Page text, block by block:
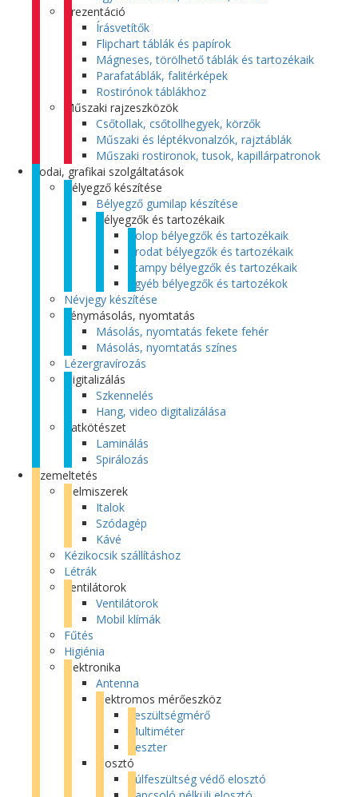
Prezentáció
Írásvetítők
Flipchart táblák és papírok
Mágneses, törölhető táblák és tartozékaik
Parafatáblák, falitérképek
Rostirónok táblákhoz
Műszaki rajzeszközök
Csőtollak, csőtollhegyek, körzők
Műszaki és léptékvonalzók, rajztáblák
Műszaki rostironok, tusok, kapillárpatronok
Irodai, grafikai szolgáltatások
Bélyegző készítése
Bélyegző gumilap készítése
Bélyegzők és tartozékaik
Colop bélyegzők és tartozékaik
Trodat bélyegzők és tartozékaik
Stampy bélyegzők és tartozékaik
Egyéb bélyegzők és tartozékok
Névjegy készítése
Fénymásolás, nyomtatás
Másolás, nyomtatás fekete fehér
Másolás, nyomtatás színes
Lézergravírozás
Digitalizálás
Szkennelés
Hang, video digitalizálása
Iratkötészet
Laminálás
Spirálozás
Üzemeltetés
Élelmiszerek
Italok
Szódagép
Kávé
Kézikocsik szállításhoz
Létrák
Ventilátorok
Ventilátorok
Mobil klímák
Fűtés
Higiénia
Elektronika
Antenna
Elektromos mérőeszköz
Feszültségmérő
Multiméter
Teszter
Elosztó
Túlfeszültség védő elosztó